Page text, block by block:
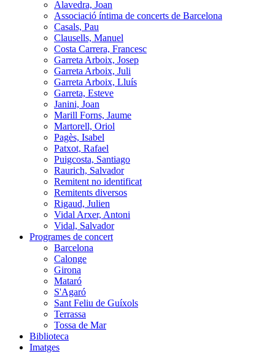
Alavedra, Joan
Associació íntima de concerts de Barcelona
Casals, Pau
Clausells, Manuel
Costa Carrera, Francesc
Garreta Arboix, Josep
Garreta Arboix, Juli
Garreta Arboix, Lluís
Garreta, Esteve
Janini, Joan
Marill Forns, Jaume
Martorell, Oriol
Pagès, Isabel
Patxot, Rafael
Puigcosta, Santiago
Raurich, Salvador
Remitent no identificat
Remitents diversos
Rigaud, Julien
Vidal Arxer, Antoni
Vidal, Salvador
Programes de concert
Barcelona
Calonge
Girona
Mataró
S'Agaró
Sant Feliu de Guíxols
Terrassa
Tossa de Mar
Biblioteca
Imatges